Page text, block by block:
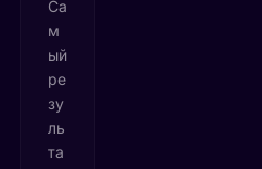
Са
м
ый
ре
зу
ль
та